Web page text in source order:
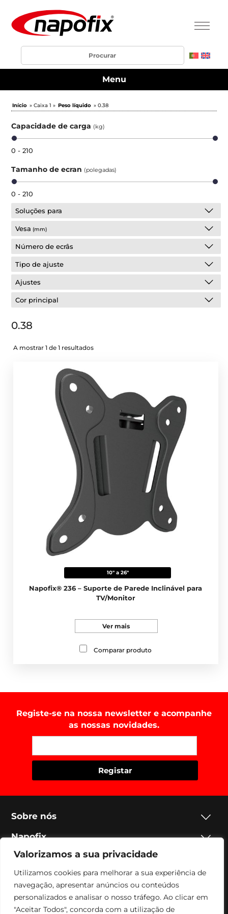
Valorizamos a sua privacidade
Utilizamos cookies para melhorar a sua experiência de
navegação, apresentar anúncios ou conteúdos
personalizados e analisar o nosso tráfego. Ao clicar em
"Aceitar Todos", concorda com a utilização de
Menu
Início » Caixa 1 » Peso líquido » 0.38
Capacidade de carga (kg)
0 - 210
Tamanho de ecran (polegadas)
0 - 210
Soluções para
Vesa (mm)
Número de ecrâs
Tipo de ajuste
Ajustes
Cor principal
0.38
A mostrar 1 de 1 resultados
10" a 26"
Napofix® 236 – Suporte de Parede Inclinável para
TV/Monitor
Ver mais
Comparar produto
Registe-se na nossa newsletter e acompanhe
as nossas novidades.
Sobre nós
Napofix
Contactos
Legal
Social